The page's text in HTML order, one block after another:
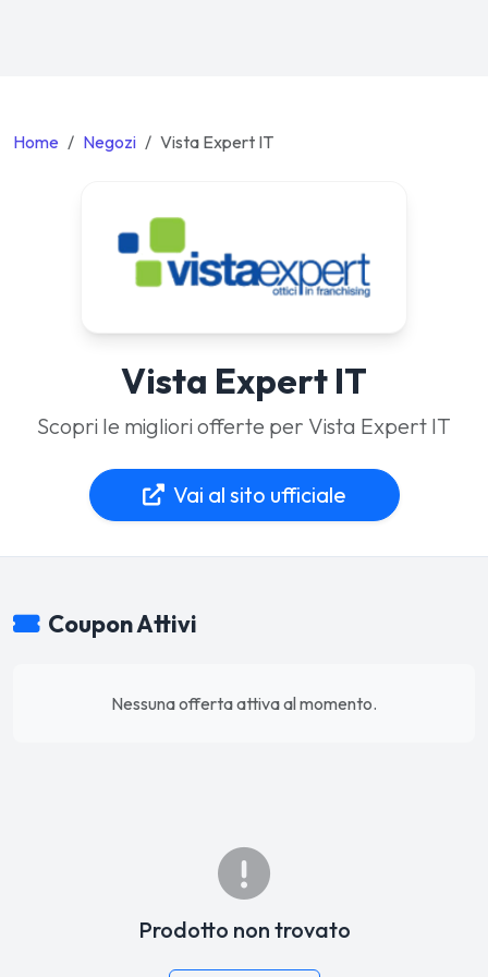
Home Negozi Vista Expert IT
Vista Expert IT
Scopri le migliori offerte per Vista Expert IT
Vai al sito ufficiale
Coupon Attivi
Nessuna offerta attiva al momento.
Prodotto non trovato